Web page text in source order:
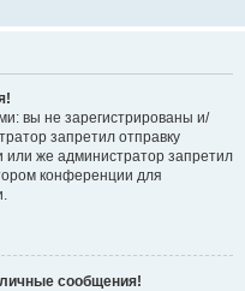
вы не зарегистрированы и/
запретил отправку
же администратор запретил
конференции для
сообщения!